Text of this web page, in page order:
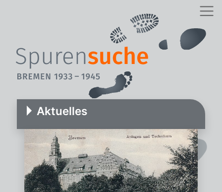
Aktuelles